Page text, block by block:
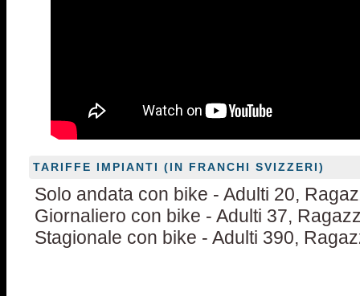
TARIFFE IMPIANTI (IN FRANCHI SVIZZERI)
Solo andata con bike - Adulti 20,
Giornaliero con bike - Adulti 37,
Stagionale con bike - Adulti 390,